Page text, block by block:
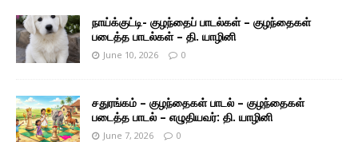
நாய்க்குட்டி- குழந்தைப் பாடல்கள் – குழந்தைகள்
படைத்த பாடல்கள் – தி. யாழினி
June 10, 2026 0
சதுரங்கம் – குழந்தைகள் பாடல் – குழந்தைகள்
படைத்த பாடல் – எழுதியவர்: தி. யாழினி
June 7, 2026 0